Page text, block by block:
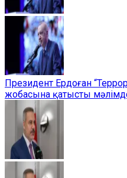
Президент Ердоған
жобасына қатысты